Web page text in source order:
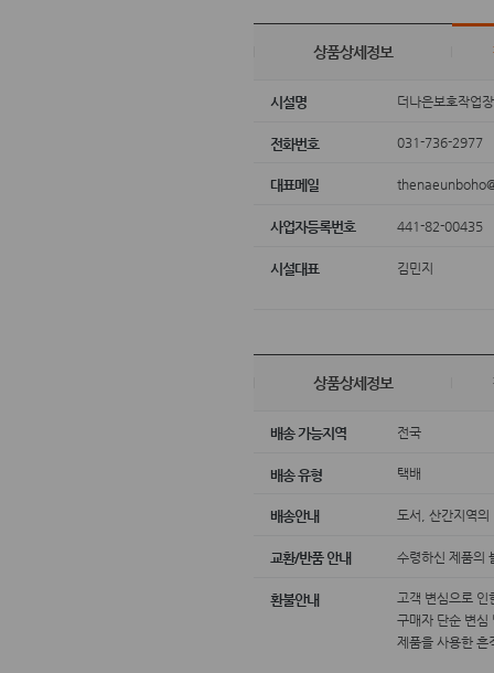
상품상세정보
시설명 더나은보호작업
전화번호 031-736-2977
대표메일
사업자등록번호 441-82-00435
시설대표 김민지
상품상세정보
배송 가능지역 전국
배송 유형 택배
배송안내 도서, 산간지역
교환/반품 안내 수령하신 제품의
환불안내
고객 변심으로
구매자 단순 변심
제품을 사용한 흔